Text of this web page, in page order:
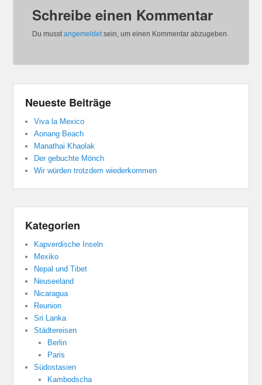
Schreibe einen Kommentar
Du musstangemeldetsein, um einen Kommentar abzugeben.
Neueste Beiträge
Viva la Mexico
Aonang Beach
Manathai Khaolak
Der gebuchte Mönch
Wir würden trotzdem wiederkommen
Kategorien
Kapverdische Inseln
Mexiko
Nepal und Tibet
Neuseeland
Nicaragua
Reunion
Sri Lanka
Städtereisen
Berlin
Paris
Südostasien
Kambodscha